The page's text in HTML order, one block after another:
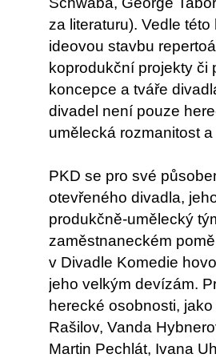
za literaturu). Vedle
ideovou stavbu
koprodukční projekty či
koncepce a tváře
divadel není pouze
umělecká rozmanitost
PKD se pro své
otevřeného divadla,
produkčně-umělecký
zaměstnaneckém
v Divadle Komedie
jeho velkým devízám.
herecké osobnosti,
Rašilov, Vanda
Martin Pechlát, Ivana